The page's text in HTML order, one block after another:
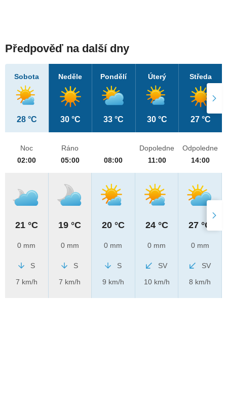
Předpověď na další dny
Sobota
28 °C
Neděle
30 °C
Pondělí
33 °C
Úterý
30 °C
Středa
27 °C
Noc
02:00
21 °C
0 mm
S
7 km/h
Ráno
05:00
19 °C
0 mm
S
7 km/h
08:00
20 °C
0 mm
S
9 km/h
Dopoledne
11:00
24 °C
0 mm
SV
10 km/h
Odpoledne
14:00
27 °C
0 mm
SV
8 km/h